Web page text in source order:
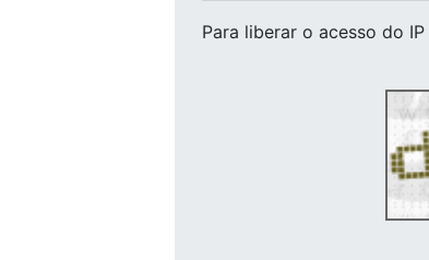
Para liberar o acesso do IP